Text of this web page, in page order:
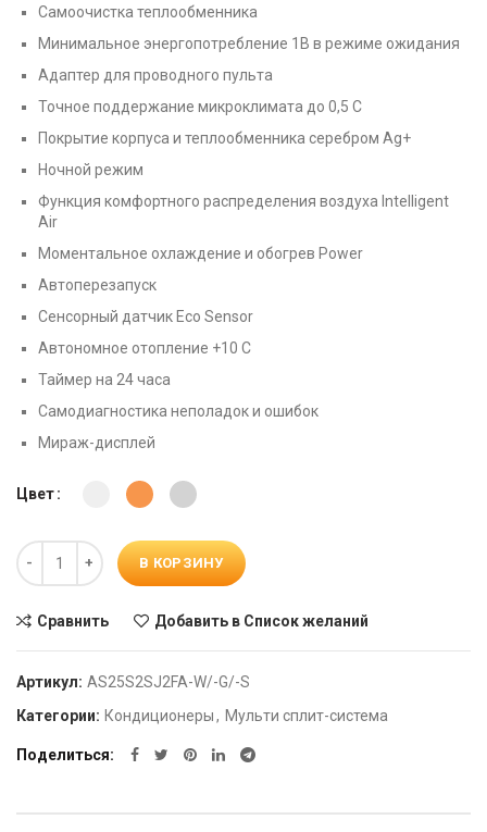
Самоочистка теплообменника
Минимальное энергопотребление 1В в режиме ожидания
Адаптер для проводного пульта
Точное поддержание микроклимата до 0,5 С
Покрытие корпуса и теплообменника серебром Ag+
Ночной режим
Функция комфортного распределения воздуха Intelligent
Air
Моментальное охлаждение и обогрев Power
Автоперезапуск
Сенсорный датчик Eco Sensor
Автономное отопление +10 С
Таймер на 24 часа
Самодиагностика неполадок и ошибок
Мираж-дисплей
Цвет
Количество
В КОРЗИНУ
Сравнить Добавить в Список желаний
Артикул: AS25S2SJ2FA-W/-G/-S
Категории: Кондиционеры, Мульти сплит-система
Поделиться